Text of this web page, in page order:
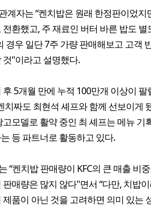
계자는 “켄치밥은 원래 한정판이었
전환했고, 주 재료인 버터 바른 밥도
경우 일단 7주 가량 판매해보고 고객
것"이라고 설명했다.
후 5개월 만에 누적 100만개 이상이
치짜도 최현석 셰프와 함께 선보이게
고모델로 활약 중인 최 셰프는 메뉴 기
등 파트너로 활동하고 있다.
“켄치밥 판매량이 KFC의 큰 매출 비
매량은 많지 않다"면서 “다만, 치밥
제품이 아닌 것을 고려하면 의미 있는